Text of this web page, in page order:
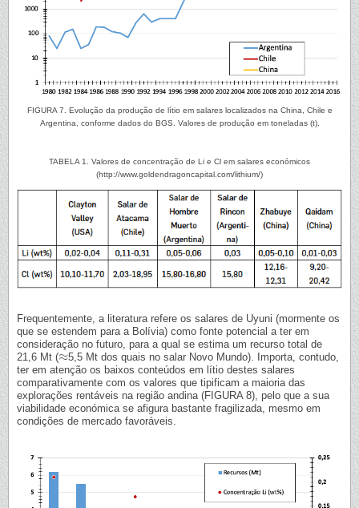
FIGURA 7. Evolução da produção de lítio em salares localizados na China, Chile e
Argentina, conforme dados do BGS. Valores de produção em toneladas (t).
TABELA 1. Valores de concentração de Li e Cl em salares económicos
(http://www.goldendragoncapital.com/lithium/)
Frequentemente, a literatura refere os salares de Uyuni (mormente os
que se estendem para a Bolívia) como fonte potencial a ter em
consideração no futuro, para a qual se estima um recurso total de
21,6 Mt (≈
≈ 5,5 Mt dos quais no salar Novo Mundo). Importa, contudo,
ter em atenção os baixos conteúdos em lítio destes salares
comparativamente com os valores que tipificam a maioria das
explorações rentáveis na região andina (FIGURA 8), pelo que a sua
viabilidade económica se afigura bastante fragilizada, mesmo em
condições de mercado favoráveis.